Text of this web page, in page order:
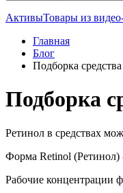
АктивыТовары из
Главная
Блог
Подборка
Подборка
Ретинол в средствах
Форма Retinol (Ретинол)
Рабочие концентрации